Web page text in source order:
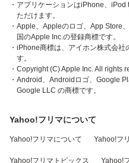
・アプリケーションはiPhone、
ただけます。
・Apple、Appleのロゴ、App Store
国のApple Inc.の登録商標です。
・iPhone商標は、アイホン株式会
す。
・Copyright (C) Apple Inc. All rights
・Android、Androidロゴ、Google
Google LLC の商標です。
Yahoo!フリマについて
Yahoo!フリマについて Yahoo!フ
Yahoo!フリマトピックス Yahoo!